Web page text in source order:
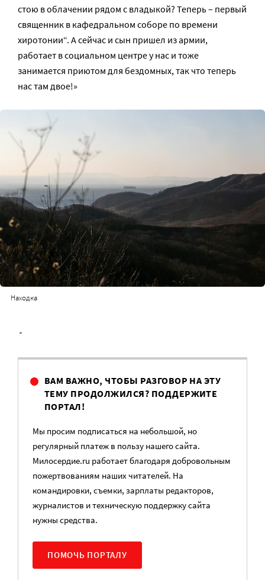
стою в облачении рядом с владыкой? Теперь – первый
священник в кафедральном соборе по времени
хиротонии“. А сейчас и сын пришел из армии,
работает в социальном центре у нас и тоже
занимается приютом для бездомных, так что теперь
нас там двое!»
Находка
ВАМ ВАЖНО, ЧТОБЫ РАЗГОВОР НА ЭТУ
ТЕМУ ПРОДОЛЖИЛСЯ? ПОДДЕРЖИТЕ
ПОРТАЛ!
Мы просим подписаться на небольшой, но
регулярный платеж в пользу нашего сайта.
Милосердие.ru работает благодаря добровольным
пожертвованиям наших читателей. На
командировки, съемки, зарплаты редакторов,
журналистов и техническую поддержку сайта
нужны средства.
ПОМОЧЬ ПОРТАЛУ